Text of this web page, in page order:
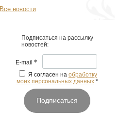
Все новости
Подписаться на рассылку
новостей:
E-mail *
Я согласен на обработку
моих персональных данных *
Подписаться